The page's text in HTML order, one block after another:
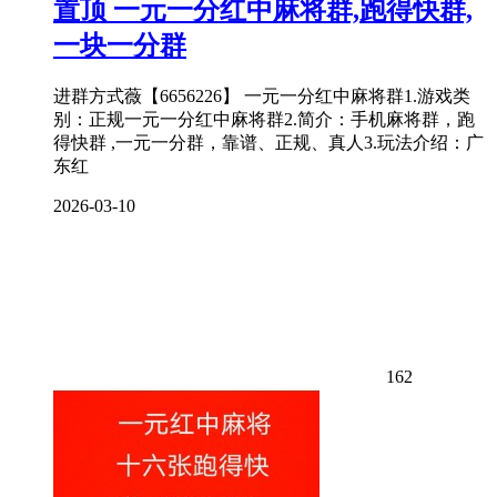
置顶 一元一分红中麻将群,跑得快群,
一块一分群
进群方式薇【6656226】 一元一分红中麻将群1.游戏类
别：正规一元一分红中麻将群2.简介：手机麻将群，跑
得快群 ,一元一分群，靠谱、正规、真人3.玩法介绍：广
东红
2026-03-10
162